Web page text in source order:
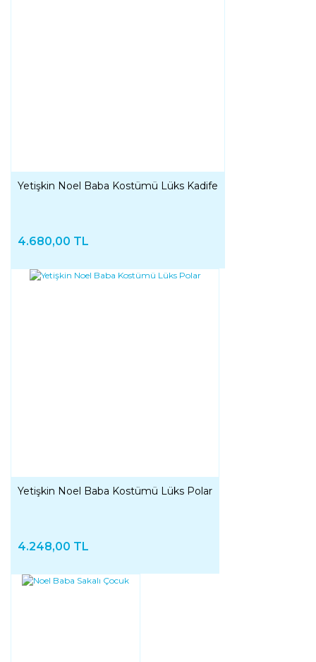
Yetişkin Noel Baba Kostümü Lüks Kadife
4.680,00 TL
Yetişkin Noel Baba Kostümü Lüks Polar
4.248,00 TL